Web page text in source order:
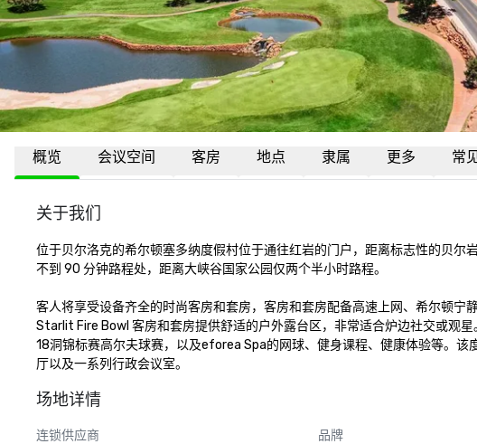
概览 会议空间 客房 地点 隶属 更多 常
关于我们
位于贝尔洛克的希尔顿塞多纳度假村位于通往红岩的门户，距离标志性的贝
不到 90 分钟路程处，距离大峡谷国家公园仅两个半小时路程。
客人将享受设备齐全的时尚客房和套房，客房和套房配备高速上网、希尔顿
Starlit Fire Bowl 客房和套房提供舒适的户外露台区，非常适合炉边社交或观
18洞锦标赛高尔夫球赛，以及eforea Spa的网球、健身课程、健康体验等。
厅以及一系列行政会议室。
场地详情
连锁供应商
品牌